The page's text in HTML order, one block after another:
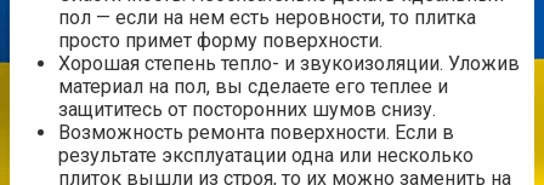
пол — если на нем есть неровности, то плитка
просто примет форму поверхности.
Хорошая степень тепло- и звукоизоляции. Уложив
материал на пол, вы сделаете его теплее и
защититесь от посторонних шумов снизу.
Возможность ремонта поверхности. Если в
результате эксплуатации одна или несколько
плиток вышли из строя, то их можно заменить на